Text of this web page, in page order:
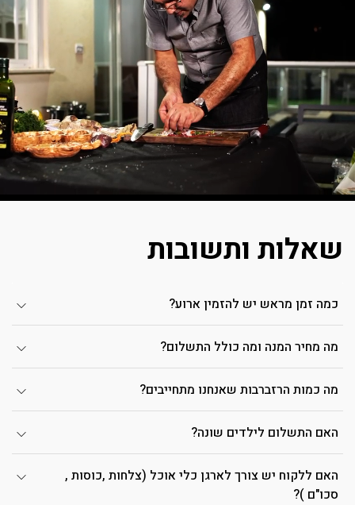
שאלות ותשובות
כמה זמן מראש יש להזמין ארוע?
מה מחיר המנה ומה כולל התשלום?
מה כמות הרזברבות שאנחנו מתחייבים?
האם התשלום לילדים שונה?
האם ללקוח יש צורך לארגן כלי אוכל (צלחות ,כוסות ,
סכו"ם )?